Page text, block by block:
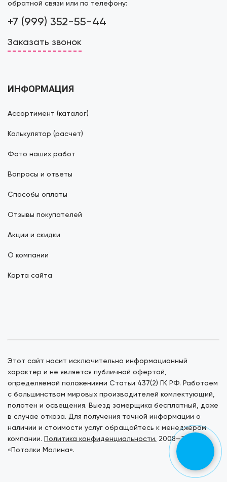
обратной связи или по телефону:
+7 (999) 352-55-44
Заказать звонок
ИНФОРМАЦИЯ
Ассортимент (каталог)
Калькулятор (расчет)
Фото наших работ
Вопросы и ответы
Способы оплаты
Отзывы покупателей
Акции и скидки
О компании
Карта сайта
Этот сайт носит исключительно информационный
характер и не является публичной офертой,
определяемой положениями Статьи 437(2) ГК РФ. Работаем
с большинством мировых производителей комлектующий,
полотен и освещения. Выезд замерщика бесплатный, даже
в случае отказа. Для получения точной информации о
наличии и стоимости услуг обращайтесь к менеджерам
компании. Политика конфиденциальности. 2008—2026. ©
«Потолки Малина».